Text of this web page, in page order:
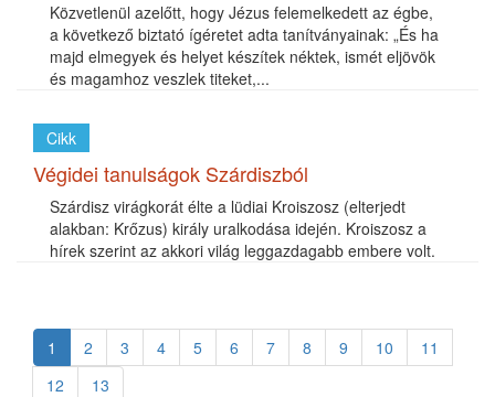
Közvetlenül azelőtt, hogy Jézus felemelkedett az égbe,
a következő biztató ígéretet adta tanítványainak: „És ha
majd elmegyek és helyet készítek néktek, ismét eljövök
és magamhoz veszlek titeket,...
Cikk
Végidei tanulságok Szárdiszból
Szárdisz virágkorát élte a lüdiai Kroiszosz (elterjedt
alakban: Krőzus) király uralkodása idején. Kroiszosz a
hírek szerint az akkori világ leggazdagabb embere volt.
1 2 3 4 5 6 7 8 9 10
11
12
13